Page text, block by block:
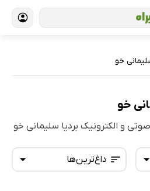
خو
خو
و الکترونیک بردیا سلیمانی خو
داغ‌ترین‌ها